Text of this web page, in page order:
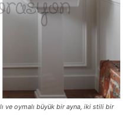
ve oymalı büyük bir ayna, iki stili bir